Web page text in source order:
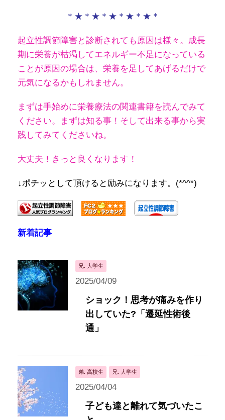
＊★＊★＊★＊★＊★＊
起立性調節障害と診断されても原因は様々。成長
期に栄養が枯渇してエネルギー不足になっている
ことが原因の場合は、栄養を足してあげるだけで
元気になるかもしれません。
まずは手始めに栄養療法の関連書籍を読んでみて
ください。
まずは知る事！そして出来る事から実
践してみてくださいね。
大丈夫！きっと良くなります！
↓ポチッとして頂けると励みになります。(*^^*)
新着記事
兄: 大学生
2025/04/09
ショック！思考が痛みを作り
出していた?「遷延性術後
通」
弟: 高校生 兄: 大学生
2025/04/04
子ども達と離れて気づいたこ